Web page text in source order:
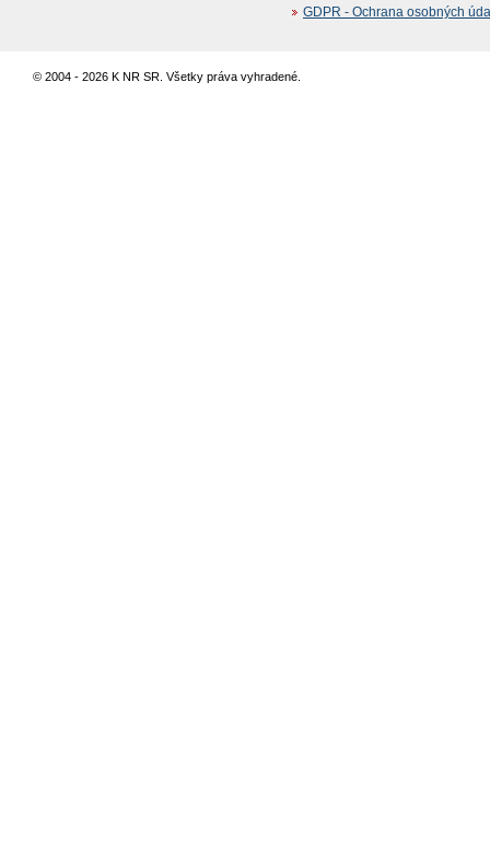
GDPR - Ochrana osobných
© 2004 - 2026 K NR SR. Všetky práva vyhradené.